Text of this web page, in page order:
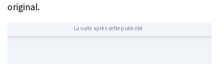
original.
La suite après cette publicité